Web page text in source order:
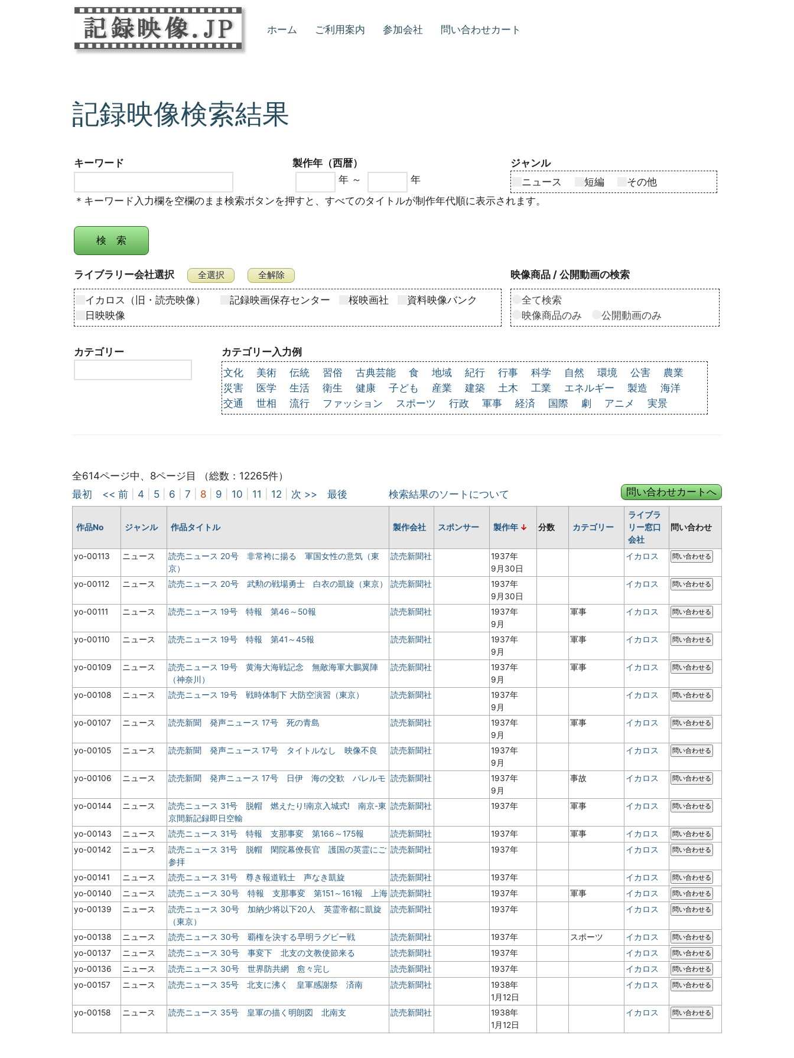
ホーム ご利用案内 参加会社 問い合わせカート
記録映像検索結果
キーワード
製作年（西暦）
年 ～
年
ジャンル
ニュース
短編
その他
＊キーワード入力欄を空欄のまま検索ボタンを押すと、すべてのタイトルが制作年代順に表示されます。
ライブラリー会社選択
イカロス（旧・読売映像） 記録映画保存センター 桜映画社
資料映像バンク
日映映像
映像商品 / 公開動画の検索
全て検索
映像商品のみ
公開動画のみ
カテゴリー
カテゴリー入力例
文化
美術 伝統 習俗 古典芸能 食 地域 紀行 行事 科学 自然 環境 公害
農業
災害
医学 生活 衛生 健康 子ども 産業 建築 土木 工業 エネルギー 製造
海洋
交通
世相 流行 ファッション スポーツ 行政 軍事 経済 国際 劇 アニメ 実景
全614ページ中、8ページ目 （総数：12265件）
最初
<< 前 4 5 6 7 8 9 10 11 12 次 >> 最後 検索結果のソートについて
作品No ジャンル 作品タイトル 製作会社 スポンサー 製作年 分数 カテゴリー
ライブラ
リー窓口
会社
問い合わせ
yo-00113 ニュース
読売ニュース 20号 非常袴に揚る 軍国女性の意気（東
京）
読売新聞社
1937年
9月30日
イカロス 問い合わせる
yo-00112 ニュース 読売ニュース 20号 武勲の戦場勇士 白衣の凱旋（東京） 読売新聞社
1937年
9月30日
イカロス 問い合わせる
yo-00111 ニュース 読売ニュース 19号 特報 第46～50報 読売新聞社
1937年
9月
軍事 イカロス 問い合わせる
yo-00110 ニュース 読売ニュース 19号 特報 第41～45報 読売新聞社
1937年
9月
軍事 イカロス 問い合わせる
yo-00109 ニュース
読売ニュース 19号 黄海大海戦記念 無敵海軍大鵬翼陣
（神奈川）
読売新聞社
1937年
9月
軍事 イカロス 問い合わせる
yo-00108 ニュース 読売ニュース 19号 戦時体制下 大防空演習（東京） 読売新聞社
1937年
9月
イカロス 問い合わせる
yo-00107 ニュース 読売新聞 発声ニュース 17号 死の青島 読売新聞社
1937年
9月
軍事 イカロス 問い合わせる
yo-00105 ニュース 読売新聞 発声ニュース 17号 タイトルなし 映像不良 読売新聞社
1937年
9月
イカロス 問い合わせる
yo-00106 ニュース 読売新聞 発声ニュース 17号 日伊 海の交歓 パレルモ 読売新聞社
1937年
9月
事故 イカロス 問い合わせる
yo-00144 ニュース
読売ニュース 31号 脱帽 燃えたり!南京入城式! 南京-東
京間新記録即日空輸
読売新聞社 1937年 軍事 イカロス 問い合わせる
yo-00143 ニュース 読売ニュース 31号 特報 支那事変 第166～175報 読売新聞社 1937年 軍事 イカロス 問い合わせる
yo-00142 ニュース
読売ニュース 31号 脱帽 閑院幕僚長官 護国の英霊にご
参拝
読売新聞社 1937年 イカロス 問い合わせる
yo-00141 ニュース 読売ニュース 31号 尊き報道戦士 声なき凱旋 読売新聞社 1937年 イカロス 問い合わせる
yo-00140 ニュース 読売ニュース 30号 特報 支那事変 第151～161報 上海 読売新聞社 1937年 軍事 イカロス 問い合わせる
yo-00139 ニュース
読売ニュース 30号 加納少将以下20人 英霊帝都に凱旋
（東京）
読売新聞社 1937年 イカロス 問い合わせる
yo-00138 ニュース 読売ニュース 30号 覇権を決する早明ラグビー戦 読売新聞社 1937年 スポーツ イカロス 問い合わせる
yo-00137 ニュース 読売ニュース 30号 事変下 北支の文教使節来る 読売新聞社 1937年 イカロス 問い合わせる
yo-00136 ニュース 読売ニュース 30号 世界防共網 愈々完し 読売新聞社 1937年 イカロス 問い合わせる
yo-00157 ニュース 読売ニュース 35号 北支に沸く 皇軍感謝祭 済南 読売新聞社
1938年
1月12日
イカロス 問い合わせる
yo-00158 ニュース 読売ニュース 35号 皇軍の描く明朗図 北南支 読売新聞社
1938年
1月12日
イカロス 問い合わせる